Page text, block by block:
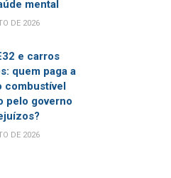
mental
DE 2026
e carros
quem paga a
combustível
pelo governo
DE 2026